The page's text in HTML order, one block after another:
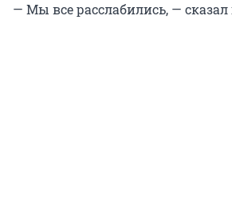
— Мы все расслабились, —